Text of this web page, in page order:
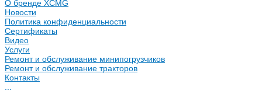
О бренде XCMG
Новости
Политика конфиденциальности
Сертификаты
Видео
Услуги
Ремонт и обслуживание минипогрузчиков
Ремонт и обслуживание тракторов
Контакты